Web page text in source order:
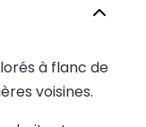
à flanc de
voisines.